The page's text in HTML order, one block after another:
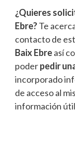
¿Quieres
Ebre?Te
contacto de
Baix Ebreasí
poderpedir
incorporado
de acceso al
información